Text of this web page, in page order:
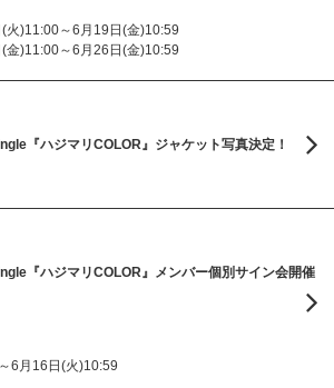
(火)11:00～6月19日(金)10:59
(金)11:00～6月26日(金)10:59
『ハジマリCOLOR』ジャケット写真決定！
『ハジマリCOLOR』メンバー個別サイン会開催
6月16日(火)10:59